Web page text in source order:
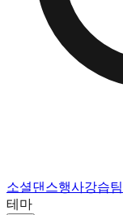
소셜댄스행사강습팀
테마